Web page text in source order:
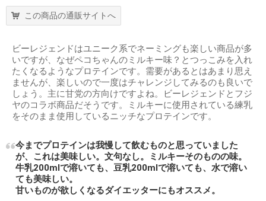
この商品の通販サイトへ
ビーレジェンドはユニーク系でネーミングも楽しい商品が多
いですが、なぜペコちゃんのミルキー味？とつっこみを入れ
たくなるようなプロテインです。需要があるとはあまり思え
ませんが、楽しいので一度はチャレンジしてみるのも良いで
しょう。主に甘党の方向けですよね。ビーレジェンドとフジ
ヤのコラボ商品だそうです。ミルキーに使用されている練乳
をそのまま使用しているニッチなプロテインです。
今までプロテインは我慢して飲むものと思っていました
が、これは美味しい。文句なし。ミルキーそのものの味。
牛乳200mlで溶いても、豆乳200mlで溶いても、水で溶い
ても美味しい。
甘いものが欲しくなるダイエッターにもオススメ。